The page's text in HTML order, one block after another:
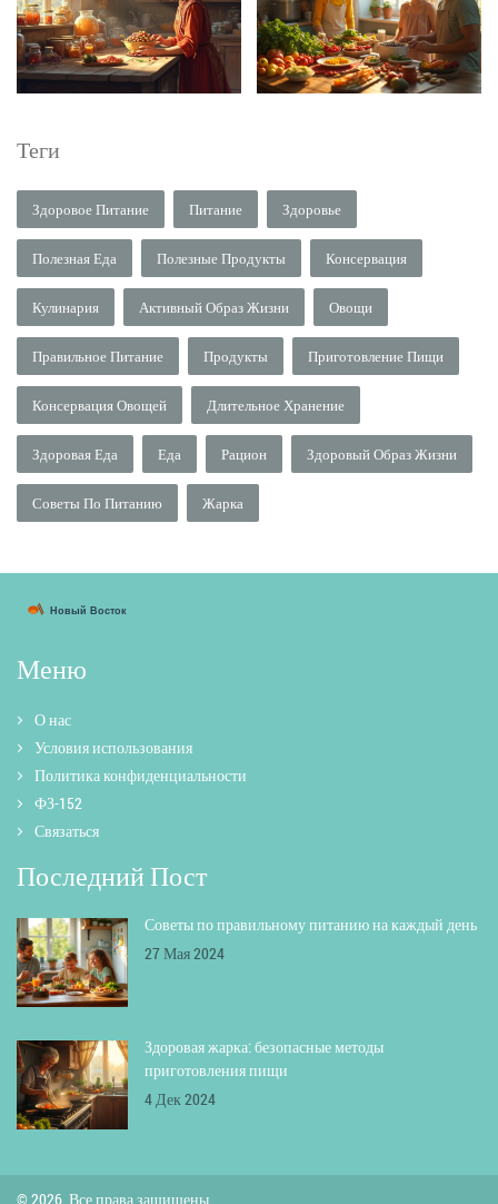
Теги
Здоровое Питание Питание Здоровье
Полезная Еда Полезные Продукты Консервация
Кулинария Активный Образ Жизни Овощи
Правильное Питание Продукты Приготовление Пищи
Консервация Овощей Длительное Хранение
Здоровая Еда Еда Рацион Здоровый Образ Жизни
Советы По Питанию Жарка
Меню
О нас
Условия использования
Политика конфиденциальности
ФЗ-152
Связаться
Последний Пост
Советы по правильному питанию на каждый день
27 Мая 2024
Здоровая жарка: безопасные методы
приготовления пищи
4 Дек 2024
© 2026. Все права защищены.